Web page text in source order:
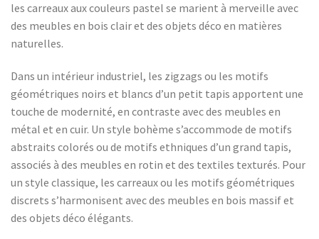
les carreaux aux couleurs pastel se marient à merveille avec
des meubles en bois clair et des objets déco en matières
naturelles.
Dans un intérieur industriel, les zigzags ou les motifs
géométriques noirs et blancs d’un petit tapis apportent une
touche de modernité, en contraste avec des meubles en
métal et en cuir. Un style bohème s’accommode de motifs
abstraits colorés ou de motifs ethniques d’un grand tapis,
associés à des meubles en rotin et des textiles texturés. Pour
un style classique, les carreaux ou les motifs géométriques
discrets s’harmonisent avec des meubles en bois massif et
des objets déco élégants.